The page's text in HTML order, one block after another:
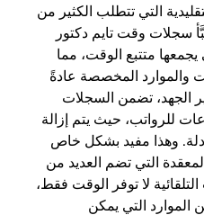
التي تتطلب الكثير من
سجلات وقت تايم دكتور
يجمعها متتبع الوقت، مما
المخصصة عادةً
الجهد، تضمن السجلات
للرواتب، حيث يتم إزالة
وهذا مفيد بشكل خاص
التي تضم العديد من
لا توفر الوقت فقط،
الموارد التي يمكن